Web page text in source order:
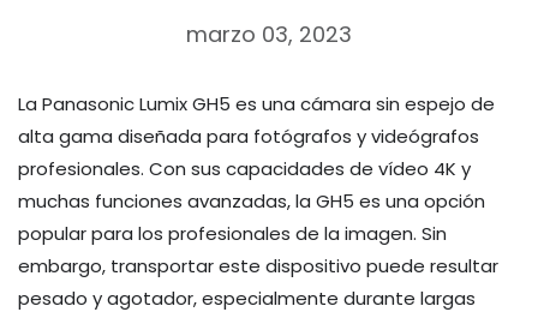
marzo 03, 2023
La Panasonic Lumix GH5 es una cámara sin espejo de
alta gama diseñada para fotógrafos y videógrafos
profesionales. Con sus capacidades de vídeo 4K y
muchas funciones avanzadas, la GH5 es una opción
popular para los profesionales de la imagen. Sin
embargo, transportar este dispositivo puede resultar
pesado y agotador, especialmente durante largas